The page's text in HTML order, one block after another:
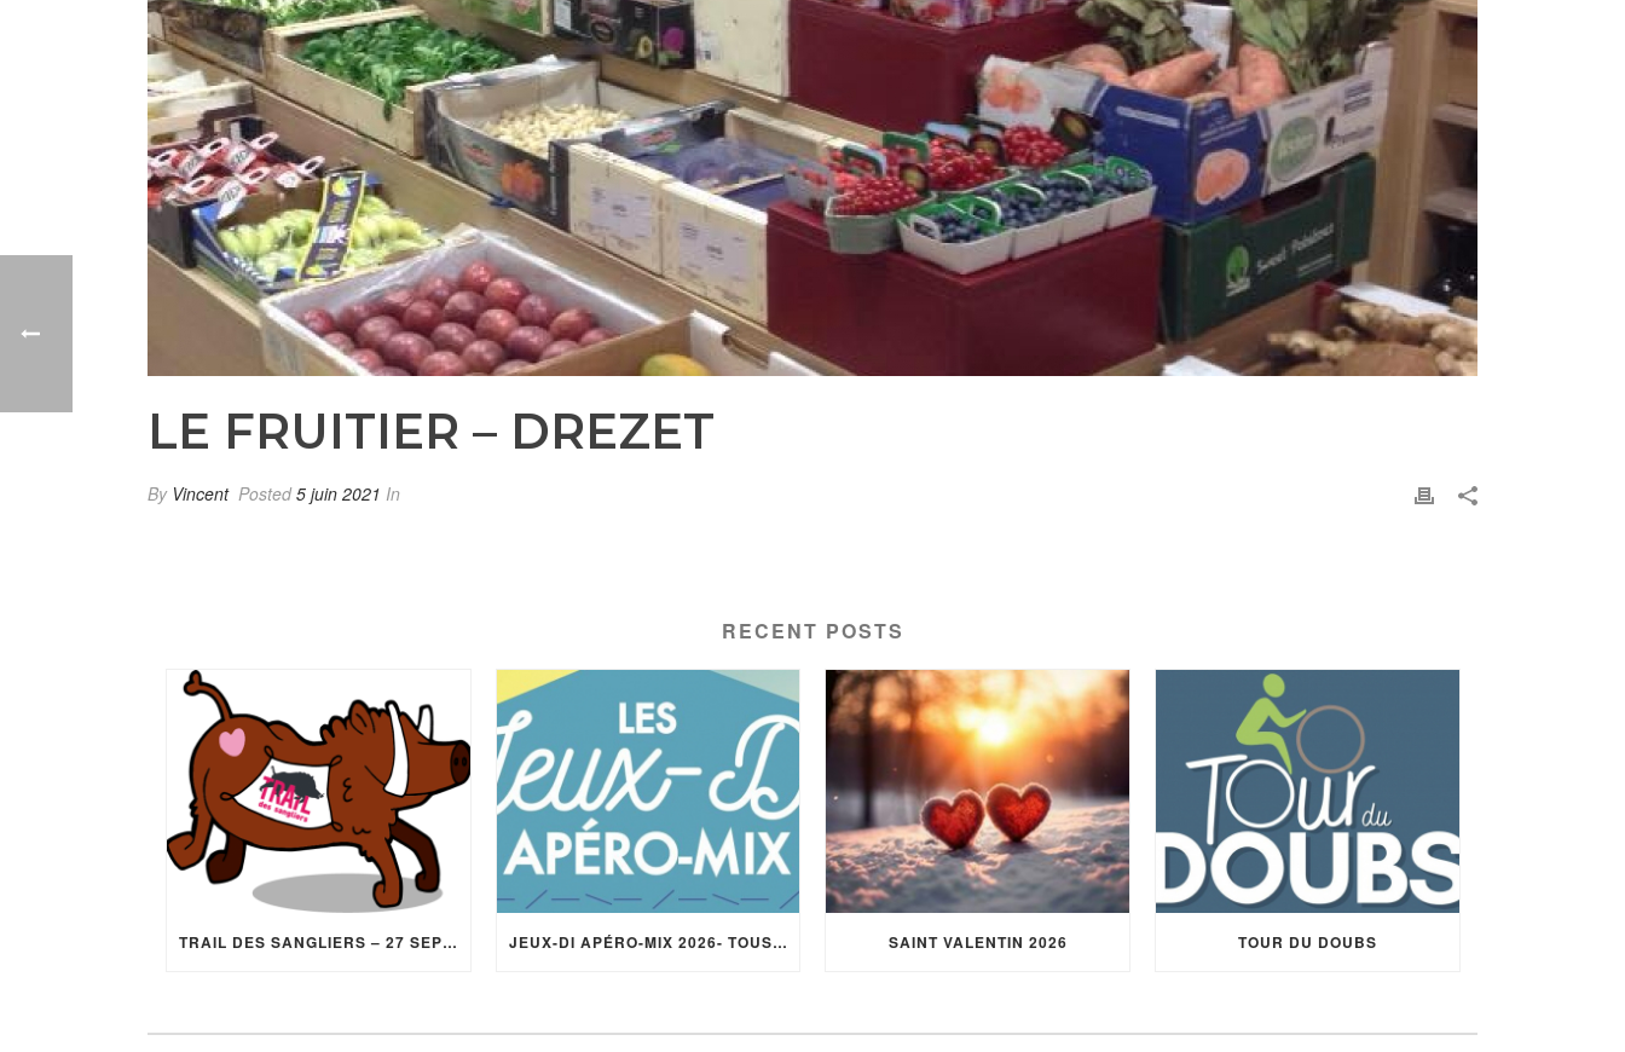
LE FRUITIER – DREZET
By Vincent Posted5 juin 2021 In
RECENT POSTS
TRAIL DES SANGLIERS – 27 SEPT 2026 JEUX-DI APÉRO-MIX 2026- TOUS LES JEUDIS DE L’ÉTÉ – 18H/22H – SAINT VALENTIN 2026 TOUR DU DOUBS